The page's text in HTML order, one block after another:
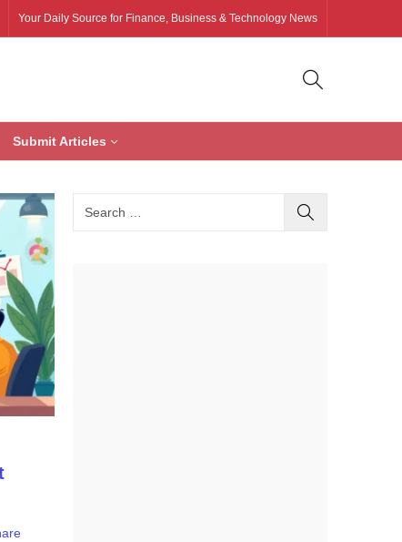
Your Daily Source for Finance, Business & Technology News
Submit Articles